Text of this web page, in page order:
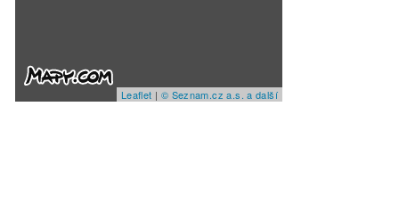
Leaflet | © Seznam.cz a.s. a další